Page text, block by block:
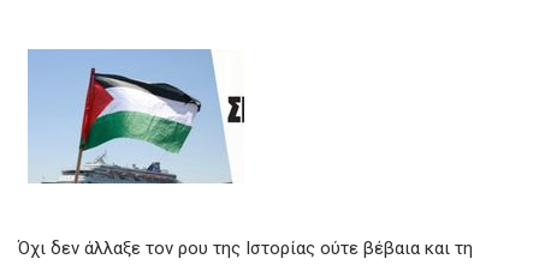
ce
o
o
tt
er
ail er
Όχι δεν άλλαξε τον ρου της Ιστορίας ούτε βέβαια και τη